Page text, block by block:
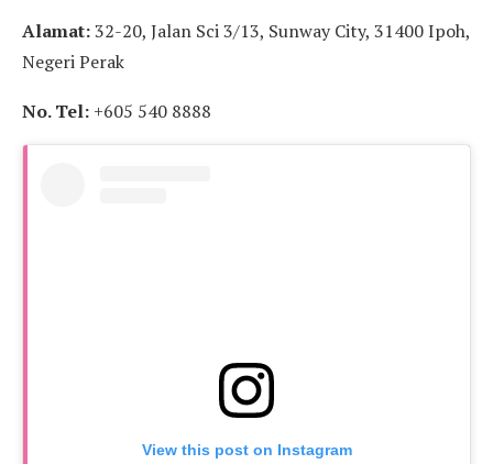
Alamat:32-20, Jalan Sci 3/13, Sunway City, 31400 Ipoh,
Negeri Perak
No. Tel: +605 540 8888
View this post on Instagram